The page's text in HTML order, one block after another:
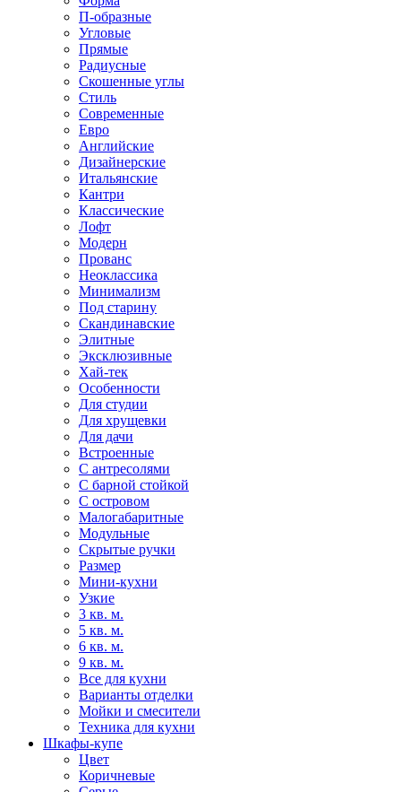
П-образные
Угловые
Прямые
Радиусные
Скошенные углы
Стиль
Современные
Евро
Английские
Дизайнерские
Итальянские
Кантри
Классические
Лофт
Модерн
Прованс
Неоклассика
Минимализм
Под старину
Скандинавские
Элитные
Эксклюзивные
Хай-тек
Особенности
Для студии
Для хрущевки
Для дачи
Встроенные
С антресолями
С барной стойкой
С островом
Малогабаритные
Модульные
Скрытые ручки
Размер
Мини-кухни
Узкие
3 кв. м.
5 кв. м.
6 кв. м.
9 кв. м.
Все для кухни
Варианты отделки
Мойки и смесители
Техника для кухни
Шкафы-купе
Цвет
Коричневые